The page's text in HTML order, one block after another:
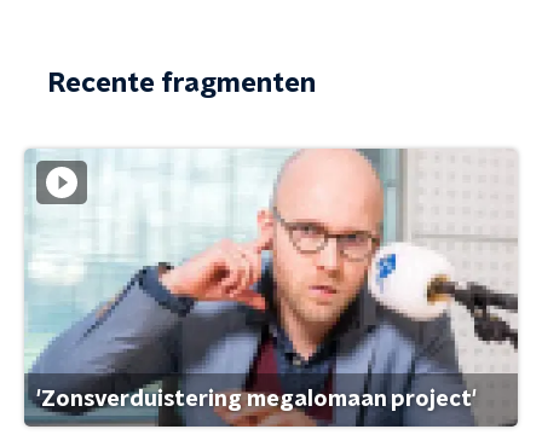
Recente fragmenten
'Zonsverduistering megalomaan project'